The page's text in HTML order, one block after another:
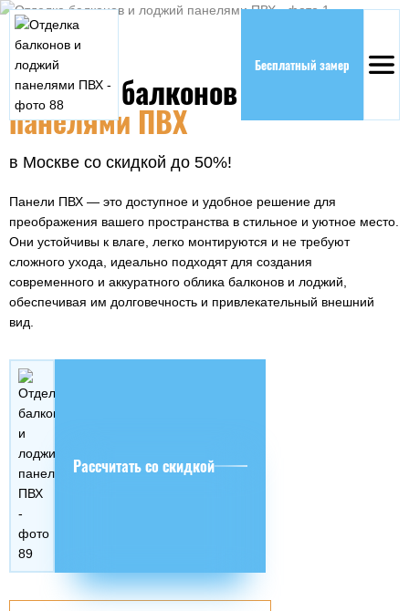
Бесплатный замер
Отделка балконов и лоджий
панелями ПВХ
в Москве со скидкой до 50%!
Панели ПВХ — это доступное и удобное решение для
преображения вашего пространства в стильное и уютное место.
Они устойчивы к влаге, легко монтируются и не требуют
сложного ухода, идеально подходят для создания
современного и аккуратного облика балконов и лоджий,
обеспечивая им долговечность и привлекательный внешний
вид.
Рассчитать со скидкой